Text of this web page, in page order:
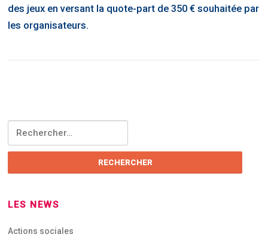
des jeux en versant la quote-part de 350 € souhaitée par
les organisateurs.
Rechercher :
LES NEWS
Actions sociales